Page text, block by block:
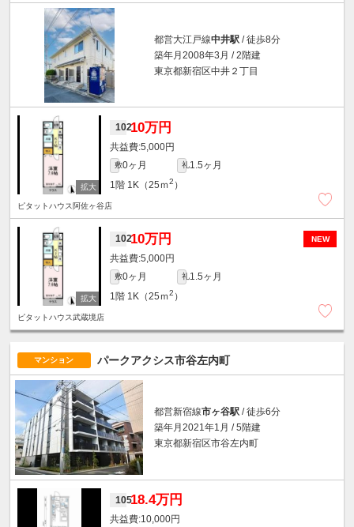
都営大江戸線中井駅 / 徒歩8分
築年月2008年3月 / 2階建
東京都新宿区中井２丁目
10210万円
5,000円
敷0ヶ月 礼1.5ヶ月
1階 1K（25ｍ2 ）
ピタットハウス阿佐ヶ谷店
NEW
10210万円
5,000円
敷0ヶ月 礼1.5ヶ月
1階 1K（25ｍ2 ）
ピタットハウス武蔵境店
マンション パークアクシス市谷左内町
都営新宿線市ヶ谷駅 / 徒歩6分
築年月2021年1月 / 5階建
東京都新宿区市谷左内町
10518.4万円
10,000円